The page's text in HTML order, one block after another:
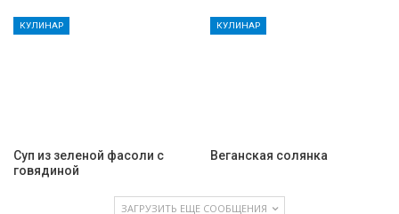
КУЛИНАР
Суп из зеленой фасоли с
говядиной
КУЛИНАР
Веганская солянка
ЗАГРУЗИТЬ ЕЩЕ СООБЩЕНИЯ